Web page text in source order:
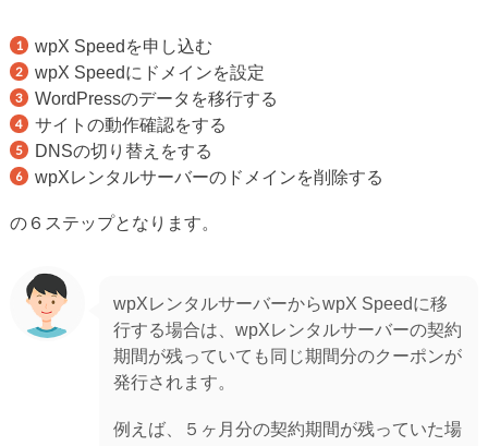
wpX Speedを申し込む
wpX Speedにドメインを設定
WordPressのデータを移行する
サイトの動作確認をする
DNSの切り替えをする
wpXレンタルサーバーのドメインを削除する
の６ステップとなります。
wpXレンタルサーバーからwpX Speedに移
行する場合は、wpXレンタルサーバーの契約
期間が残っていても同じ期間分のクーポンが
発行されます。
例えば、５ヶ月分の契約期間が残っていた場